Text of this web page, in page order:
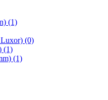
(1)
Luxor) (0)
(1)
(1)